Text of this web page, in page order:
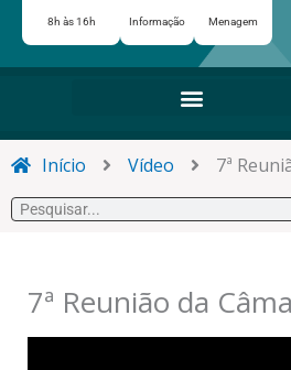
8h às 16h Informação Menagem
Início Vídeo
7ª
Pesquisar
7ª Reunião da